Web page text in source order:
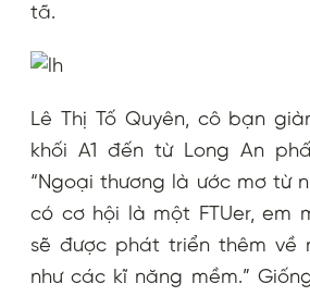
tã.
Lê Thị Tố Quyên, cô bạn
khối A1 đến từ Long An
“Ngoại thương là ước mơ từ
có cơ hội là một FTUer, em
sẽ được phát triển thêm về
như các kĩ năng mềm.”